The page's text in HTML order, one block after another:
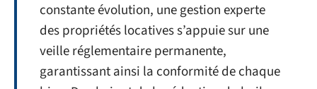
constante évolution, une gestion experte
des propriétés locatives s’appuie sur une
veille réglementaire permanente,
garantissant ainsi la conformité de chaque